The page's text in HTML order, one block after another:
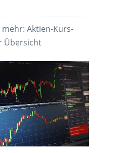
Aktien-Kurs-
Übersicht